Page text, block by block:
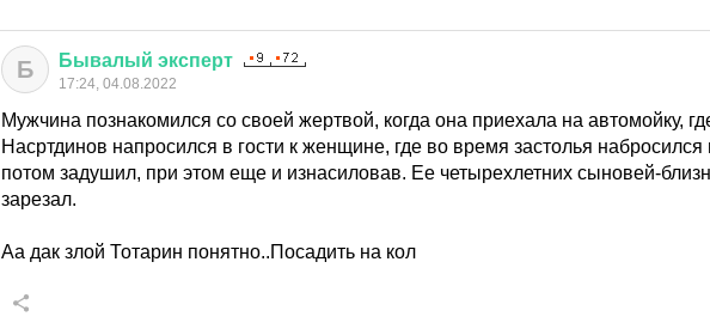
Б Бывалый эксперт
17:24, 04.08.2022
Мужчина познакомился со своей жертвой, когда она приехала на автомойку,
Насртдинов напросился в гости к женщине, где во время застолья
потом задушил, при этом еще и изнасиловав. Ее четырехлетних сыновей-
зарезал.
Аа дак злой Тотарин понятно..Посадить на кол